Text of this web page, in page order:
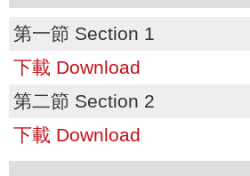
第一節 Section 1
下載 Download
第二節 Section 2
下載 Download